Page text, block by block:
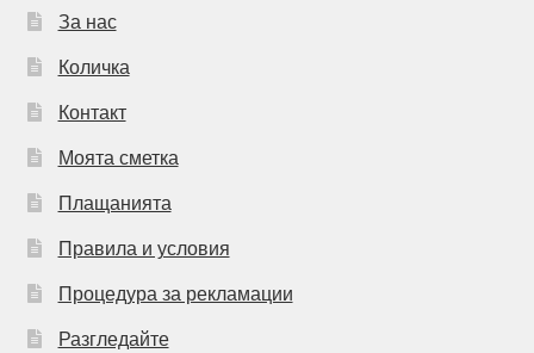
За нас
Количка
Контакт
Моята сметка
Плащанията
Правила и условия
Процедура за рекламации
Разгледайте